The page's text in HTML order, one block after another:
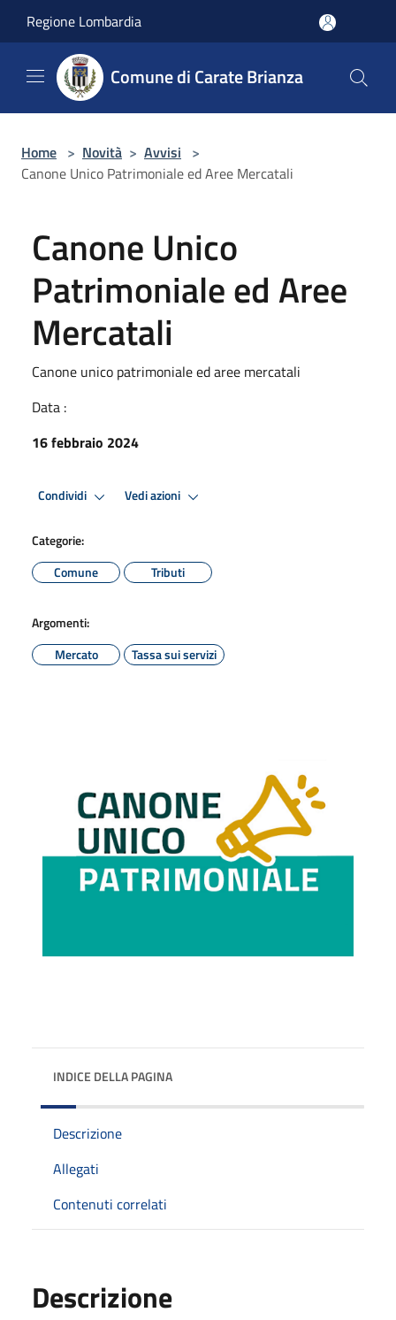
Regione Lombardia
Comune di Carate Brianza
Home > Novità > Avvisi >
Canone Unico Patrimoniale ed Aree Mercatali
Canone Unico
Patrimoniale ed Aree
Mercatali
Canone unico patrimoniale ed aree mercatali
Data :
16 febbraio 2024
Condividi Vedi azioni
Categorie:
Comune
Tributi
Argomenti:
Mercato
Tassa sui servizi
INDICE DELLA PAGINA
Descrizione
Allegati
Contenuti correlati
Descrizione